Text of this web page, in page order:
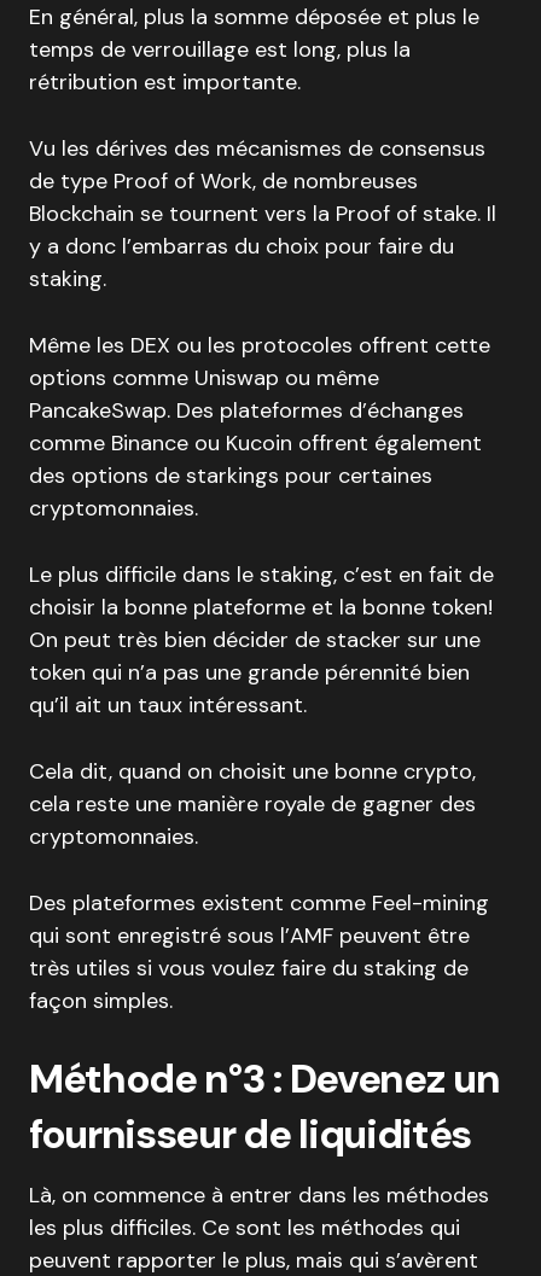
En général, plus la somme déposée et plus le
temps de verrouillage est long, plus la
rétribution est importante.
Vu les dérives des mécanismes de consensus
de type Proof of Work, de nombreuses
Blockchain se tournent vers la Proof of stake. Il
y a donc l’embarras du choix pour faire du
staking.
Même les DEX ou les protocoles offrent cette
options comme Uniswap ou même
PancakeSwap. Des plateformes d’échanges
comme Binance ou Kucoin offrent également
des options de starkings pour certaines
cryptomonnaies.
Le plus difficile dans le staking, c’est en fait de
choisir la bonne plateforme et la bonne token!
On peut très bien décider de stacker sur une
token qui n’a pas une grande pérennité bien
qu’il ait un taux intéressant.
Cela dit, quand on choisit une bonne crypto,
cela reste une manière royale de gagner des
cryptomonnaies.
Des plateformes existent comme Feel-mining
qui sont enregistré sous l’AMF peuvent être
très utiles si vous voulez faire du staking de
façon simples.
Méthode n°3 : Devenez un
fournisseur de liquidités
Là, on commence à entrer dans les méthodes
les plus difficiles. Ce sont les méthodes qui
peuvent rapporter le plus, mais qui s’avèrent